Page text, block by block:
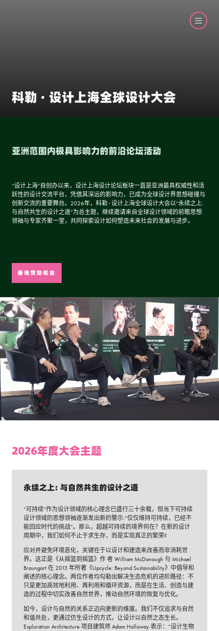
科勒 · 设计上海全球设计大会
亚洲范围内极具影响力的前沿论坛活动
“设计上海”自创办以来，设计上海设计论坛板块一直是亚洲最具权威性和活
跃性的设计交流平台，凭借其深远的影响力，已成为全球设计界思想碰撞与
创新交流的重要舞台。2026年，科勒 · 设计上海全球设计大会以“永续之上:
与自然共生的设计之道”为总主题，继续邀请来自全球设计领域的前瞻思想
领袖与专家齐聚一堂，共同探索设计如何塑造未来社会的发展与进步。
垂询赞助机会
2026年度大会主题
永续之上: 与自然共生的设计之道
“可持续”作为设计领域的核心理念已盛行三十余载，但当下可持续
设计领域的思想领袖逐渐发出新的警示:“仅仅维持可持续，已经不
能回应时代的挑战”。那么，超越可持续的境界何在？在新的设计
周期中，我们如何不止于求生存，而是实现真正的繁荣?
应对并避免环境恶化，关键在于以设计和建造来改善而非消耗世
界。这正是《从摇篮到摇篮》作 者 William McDonough 与 Michael
Braungart 在 2013 年所著《Upcycle: Beyond Sustainability》中倡导和
阐述的核心理念。两位作者均勾勒出解决生态危机的进阶路径：不
只是更加高效地利用、再利用和循环资源，而是在生活、创造与建
造的过程中切实改善自然世界，推动自然环境的恢复与优化。
如今，设计与自然的关系正迈向更新的维度。我们不仅追求与自然
和谐共处，更通过仿生设计的方式，让设计以自然之态生长。
Exploration Architecture 项目建筑师 Adam Holloway 表示：“设计生物